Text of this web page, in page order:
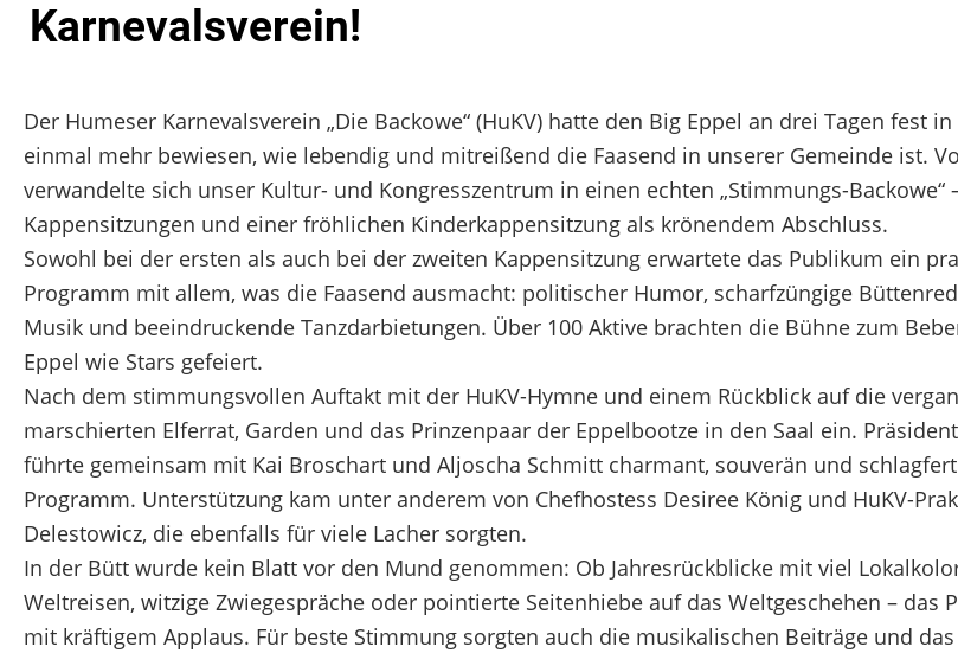
Karnevalsverein!
Der Humeser Karnevalsverein „Die Backowe“ (HuKV) hatte den Big Eppel an drei Tagen fest
einmal mehr bewiesen, wie lebendig und mitreißend die Faasend in unserer Gemeinde ist.
verwandelte sich unser Kultur- und Kongresszentrum in einen echten „Stimmungs-Backowe“
Kappensitzungen und einer fröhlichen Kinderkappensitzung als krönendem Abschluss.
Sowohl bei der ersten als auch bei der zweiten Kappensitzung erwartete das Publikum ein
Programm mit allem, was die Faasend ausmacht: politischer Humor, scharfzüngige
Musik und beeindruckende Tanzdarbietungen. Über 100 Aktive brachten die Bühne zum
Eppel wie Stars gefeiert.
Nach dem stimmungsvollen Auftakt mit der HuKV-Hymne und einem Rückblick auf die
marschierten Elferrat, Garden und das Prinzenpaar der Eppelbootze in den Saal ein.
führte gemeinsam mit Kai Broschart und Aljoscha Schmitt charmant, souverän und
Programm. Unterstützung kam unter anderem von Chefhostess Desiree König und HuKV-
Delestowicz, die ebenfalls für viele Lacher sorgten.
In der Bütt wurde kein Blatt vor den Mund genommen: Ob Jahresrückblicke mit viel
Weltreisen, witzige Zwiegespräche oder pointierte Seitenhiebe auf das Weltgeschehen – das
mit kräftigem Applaus. Für beste Stimmung sorgten auch die musikalischen Beiträge und